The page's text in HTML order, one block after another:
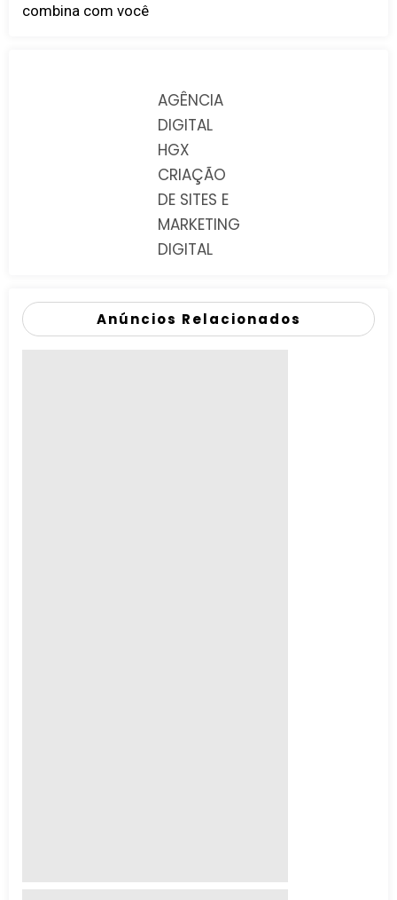
combina com você
AGÊNCIA
DIGITAL
HGX
CRIAÇÃO
DE SITES E
MARKETING
DIGITAL
Anúncios Relacionados